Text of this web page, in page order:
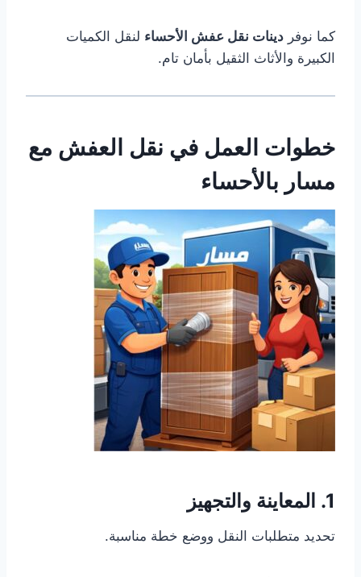
كما نوفر دينات نقل عفش الأحساء لنقل الكميات
الكبيرة والأثاث الثقيل بأمان تام.
خطوات العمل في نقل العفش مع
مسار بالأحساء
1. المعاينة والتجهيز
تحديد متطلبات النقل ووضع خطة مناسبة.